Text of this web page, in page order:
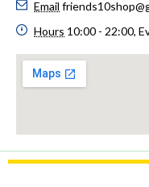
Email
Hours 10:00 - 22:00,